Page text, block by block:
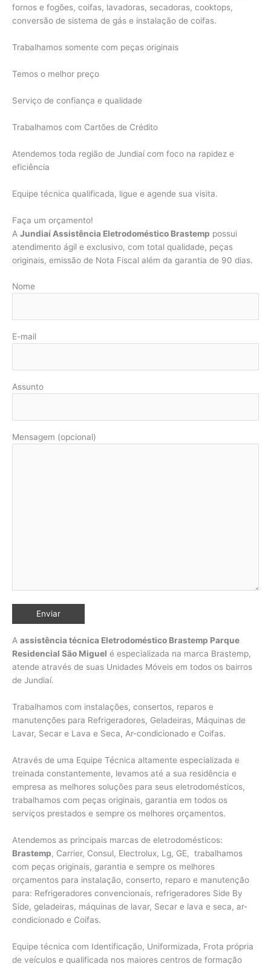
fornos e fogões, coifas, lavadoras, secadoras, cooktops,
conversão de sistema de gás e instalação de coifas.
Trabalhamos somente com peças originais
Temos o melhor preço
Serviço de confiança e qualidade
Trabalhamos com Cartões de Crédito
Atendemos toda região de Jundiaí com foco na rapidez e
eficiência
Equipe técnica qualificada, ligue e agende sua visita.
Faça um orçamento!
A Jundiaí Assistência Eletrodoméstico Brastemp possui
atendimento ágil e exclusivo, com total qualidade, peças
originais, emissão de Nota Fiscal além da garantia de 90 dias.
Nome
E-mail
Assunto
Mensagem (opcional)
A assistência técnica Eletrodoméstico Brastemp Parque
Residencial São Miguel é especializada na marca Brastemp,
atende através de suas Unidades Móveis em todos os bairros
de Jundiaí.
Trabalhamos com instalações, consertos, reparos e
manutenções para Refrigeradores, Geladeiras, Máquinas de
Lavar, Secar e Lava e Seca, Ar-condicionado e Coifas.
Através de uma Equipe Técnica altamente especializada e
treinada constantemente, levamos até a sua residência e
empresa as melhores soluções para seus eletrodomésticos,
trabalhamos com peças originais, garantia em todos os
serviços prestados e sempre os melhores orçamentos.
Atendemos as principais marcas de eletrodomésticos:
Brastemp, Carrier, Consul, Electrolux, Lg, GE, trabalhamos
com peças originais, garantia e sempre os melhores
orçamentos para instalação, conserto, reparo e manutenção
para: Refrigeradores convencionais, refrigeradores Side By
Side, geladeiras, máquinas de lavar, Secar e lava e seca, ar-
condicionado e Coifas.
Equipe técnica com Identificação, Uniformizada, Frota própria
de veículos e qualificada nos maiores centros de formação